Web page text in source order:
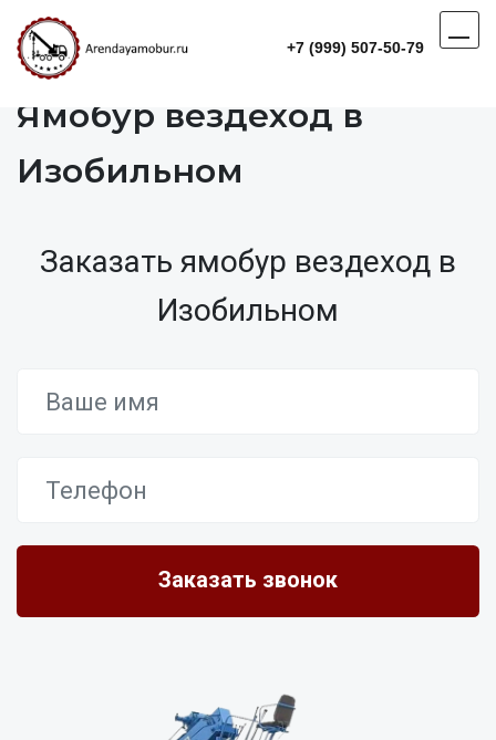
+7 (999) 507-50-79
Ямобур вездеход в
Изобильном
Заказать ямобур вездеход в
Изобильном